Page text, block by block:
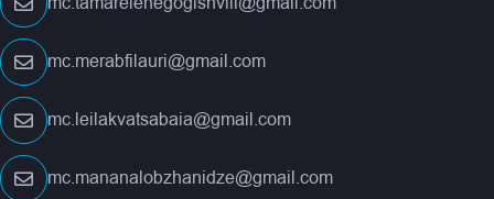
mc.merabfilauri@gmail.com
mc.leilakvatsabaia@gmail.com
mc.mananalobzhanidze@gmail.com